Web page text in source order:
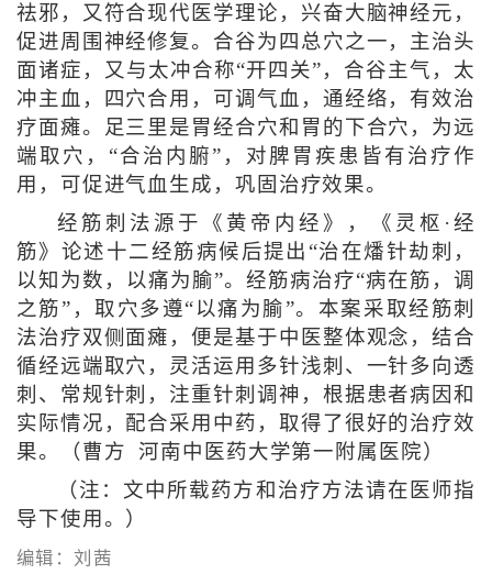
祛邪，又符合现代医学理论，兴奋大脑神经元，
促进周围神经修复。合谷为四总穴之一，主治头
面诸症，又与太冲合称“开四关”，合谷主气，太
冲主血，四穴合用，可调气血，通经络，有效治
疗面瘫。足三里是胃经合穴和胃的下合穴，为远
端取穴，“合治内腑”，对脾胃疾患皆有治疗作
用，可促进气血生成，巩固治疗效果。
经筋刺法源于《黄帝内经》，《灵枢·经
筋》论述十二经筋病候后提出“治在燔针劫刺，
以知为数，以痛为腧”。经筋病治疗“病在筋，调
之筋”，取穴多遵“以痛为腧”。本案采取经筋刺
法治疗双侧面瘫，便是基于中医整体观念，结合
循经远端取穴，灵活运用多针浅刺、一针多向透
刺、常规针刺，注重针刺调神，根据患者病因和
实际情况，配合采用中药，取得了很好的治疗效
果。（曹方 河南中医药大学第一附属医院）
（注：文中所载药方和治疗方法请在医师指
导下使用。）
编辑：刘茜